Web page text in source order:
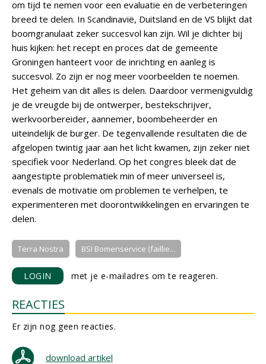
om tijd te nemen voor een evaluatie en de verbeteringen
breed te delen. In Scandinavië, Duitsland en de VS blijkt dat
boomgranulaat zeker succesvol kan zijn. Wil je dichter bij
huis kijken: het recept en proces dat de gemeente
Groningen hanteert voor de inrichting en aanleg is
succesvol. Zo zijn er nog meer voorbeelden te noemen.
Het geheim van dit alles is delen. Daardoor vermenigvuldig
je de vreugde bij de ontwerper, bestekschrijver,
werkvoorbereider, aannemer, boombeheerder en
uiteindelijk de burger. De tegenvallende resultaten die de
afgelopen twintig jaar aan het licht kwamen, zijn zeker niet
specifiek voor Nederland. Op het congres bleek dat de
aangestipte problematiek min of meer universeel is,
evenals de motivatie om problemen te verhelpen, te
experimenteren met doorontwikkelingen en ervaringen te
delen.
Terra Nostra BSI Bomenservice (faillie...
LOGIN met je e-mailadres om te reageren.
REACTIES
Er zijn nog geen reacties.
download artikel